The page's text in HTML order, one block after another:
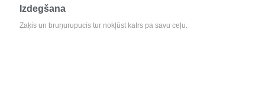
Izdegšana
Zaķis un bruņurupucis tur nokļūst katrs pa savu ceļu.